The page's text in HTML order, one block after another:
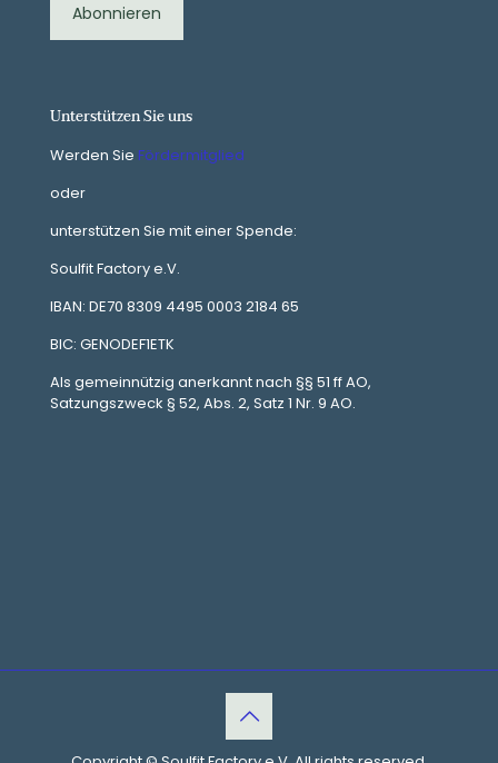
Abonnieren
Unterstützen Sie uns
Werden Sie Fördermitglied
oder
unterstützen Sie mit einer Spende:
Soulfit Factory e.V.
IBAN: DE70 8309 4495 0003 2184 65
BIC: GENODEF1ETK
Als gemeinnützig anerkannt nach §§ 51 ff AO,
Satzungszweck § 52, Abs. 2, Satz 1 Nr. 9 AO.